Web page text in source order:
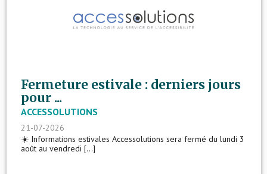
Fermeture estivale : derniers jours
pour ...
ACCESSOLUTIONS
21-07-2026
☀️ Informations estivales Accessolutions sera fermé du lundi 3
août au vendredi [...]